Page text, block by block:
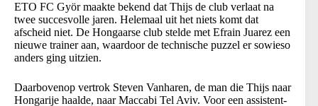
ETO FC Györ maakte bekend dat Thijs de club verlaat na
twee succesvolle jaren. Helemaal uit het niets komt dat
afscheid niet. De Hongaarse club stelde met Efrain Juarez een
nieuwe trainer aan, waardoor de technische puzzel er sowieso
anders ging uitzien.
Daarbovenop vertrok Steven Vanharen, de man die Thijs naar
Hongarije haalde, naar Maccabi Tel Aviv. Voor een assistent-